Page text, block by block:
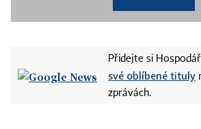
Přidejte si
své oblíbené tituly
zprávách.